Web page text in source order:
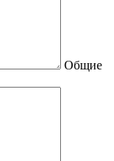
Общие